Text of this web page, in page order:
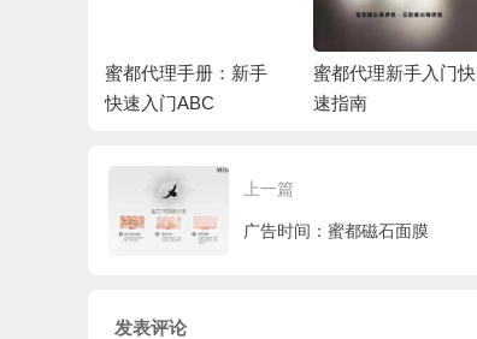
蜜都代理手册：新手
快速入门ABC
蜜都代理新手入门快
速指南
上一篇
广告时间：蜜都磁石面膜
发表评论